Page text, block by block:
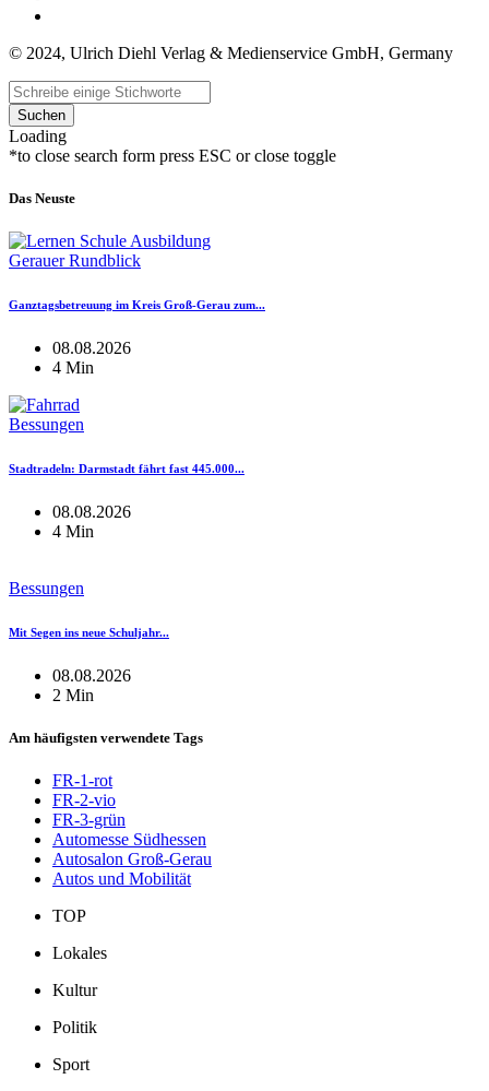
© 2024, Ulrich Diehl Verlag & Medienservice GmbH, Germany
Suchen
Loading
*to close search form press ESC or close toggle
Das Neuste
Gerauer Rundblick
Ganztagsbetreuung im Kreis Groß-Gerau zum...
08.08.2026
4 Min
Bessungen
Stadtradeln: Darmstadt fährt fast 445.000...
08.08.2026
4 Min
Bessungen
Mit Segen ins neue Schuljahr...
08.08.2026
2 Min
Am häufigsten verwendete Tags
FR-1-rot
FR-2-vio
FR-3-grün
Automesse Südhessen
Autosalon Groß-Gerau
Autos und Mobilität
TOP
Lokales
Kultur
Politik
Sport